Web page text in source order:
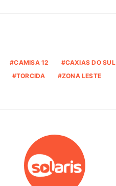
CAMISA 12 CAXIAS DO SUL
TORCIDA ZONA LESTE